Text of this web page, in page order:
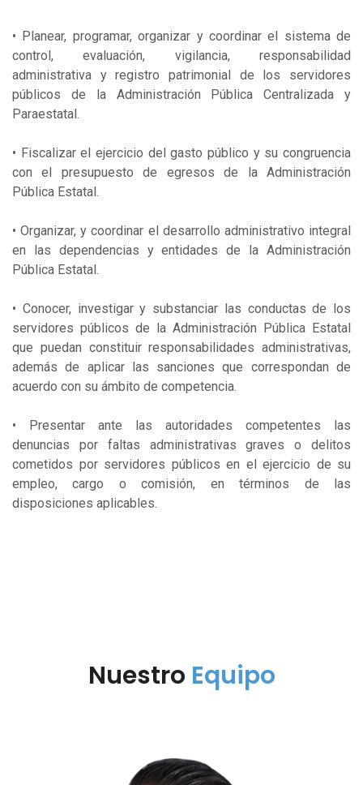
• Planear, programar, organizar y coordinar el sistema de
control, evaluación, vigilancia, responsabilidad
administrativa y registro patrimonial de los servidores
públicos de la Administración Pública Centralizada y
Paraestatal.
• Fiscalizar el ejercicio del gasto público y su congruencia
con el presupuesto de egresos de la Administración
Pública Estatal.
• Organizar, y coordinar el desarrollo administrativo integral
en las dependencias y entidades de la Administración
Pública Estatal.
• Conocer, investigar y substanciar las conductas de los
servidores públicos de la Administración Pública Estatal
que puedan constituir responsabilidades administrativas,
además de aplicar las sanciones que correspondan de
acuerdo con su ámbito de competencia.
• Presentar ante las autoridades competentes las
denuncias por faltas administrativas graves o delitos
cometidos por servidores públicos en el ejercicio de su
empleo, cargo o comisión, en términos de las
disposiciones aplicables.
Nuestro Equipo